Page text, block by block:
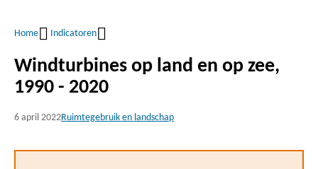
Kruimelpad
Home Indicatoren
Windturbines op land en op zee,
1990 - 2020
6 april 2022Ruimtegebruik en landschap